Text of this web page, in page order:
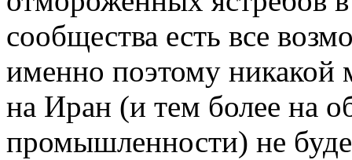
сообщества есть все
именно поэтому никакой
на Иран (и тем более на
промышленности) не